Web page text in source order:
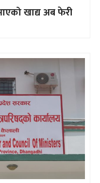
खाद्य अब फेरी